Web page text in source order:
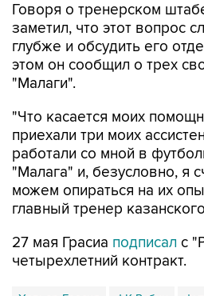
Говоря о тренерском
заметил, что этот вопрос
глубже и обсудить его
этом он сообщил о трех
"Малаги".
"Что касается моих
приехали три моих
работали со мной в
"Малага" и, безусловно, я
можем опираться на их
главный тренер
27 мая Грасиа подписал с
четырехлетний контракт.